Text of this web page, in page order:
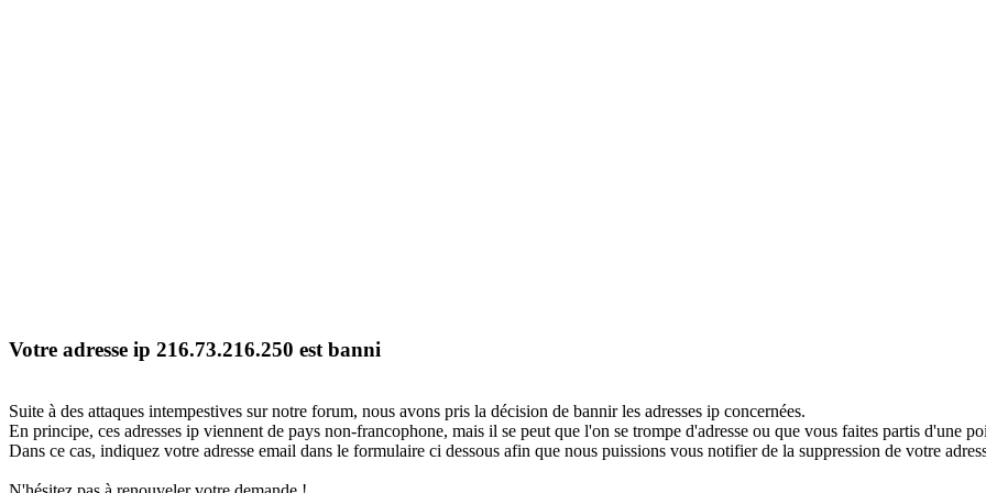
Votre adresse ip 216.73.216.250 est banni
Suite à des attaques intempestives sur notre forum, nous avons pris la décision de bannir les adresses ip concernées.
En principe, ces adresses ip viennent de pays non-francophone, mais il se peut que l'on se trompe d'adresse ou que vous faites partis d'une
Dans ce cas, indiquez votre adresse email dans le formulaire ci dessous afin que nous puissions vous notifier de la suppression de votre